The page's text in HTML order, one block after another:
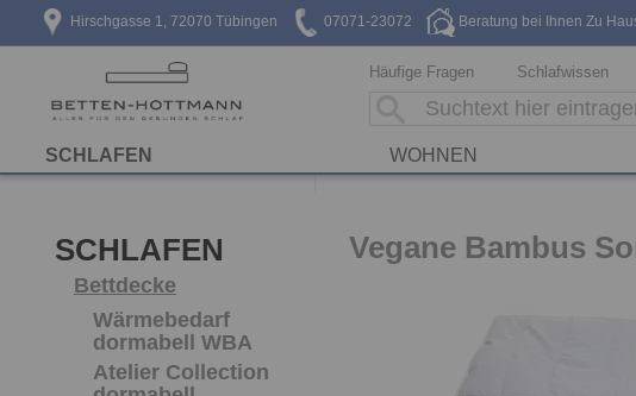
Hirschgasse 1, 72070 Tübingen 07071-23072 Beratung bei Ihnen Zu
Häufige Fragen Schlafwissen
SCHLAFEN WOHNEN
SCHLAFEN
Bettdecke
Wärmebedarf
dormabell WBA
Atelier Collection
Vegane Bambus